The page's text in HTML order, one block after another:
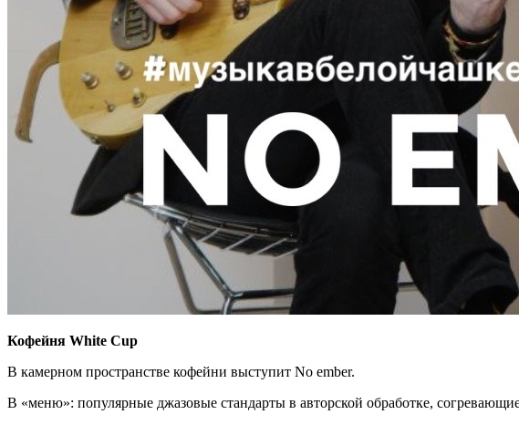
Кофейня White Cup
В камерном пространстве кофейни выступит No ember.
В «меню»: популярные джазовые стандарты в авторской обработке,